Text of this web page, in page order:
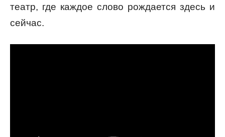
театр, где каждое слово рождается здесь и
сейчас.